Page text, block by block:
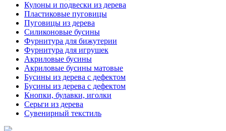
Кулоны и подвески из дерева
Пластиковые пуговицы
Пуговицы из дерева
Силиконовые бусины
Фурнитура для бижутерии
Фурнитура для игрушек
Акриловые бусины
Акриловые бусины матовые
Бусины из дерева с дефектом
Бусины из дерева с дефектом
Кнопки, булавки, иголки
Серьги из дерева
Сувенирный текстиль